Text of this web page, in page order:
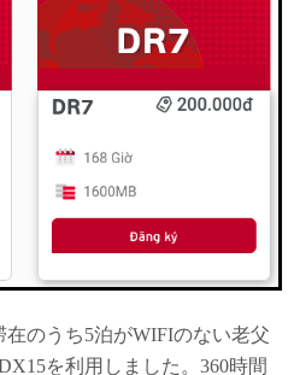
のうち5泊がWIFIのない老父
を利用しました。360時間